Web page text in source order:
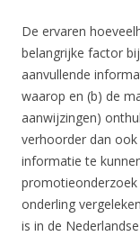
De ervaren
belangrijke factor
aanvullende
waarop en (b) de
aanwijzingen)
verhoorder dan
informatie te
onderling
is in de